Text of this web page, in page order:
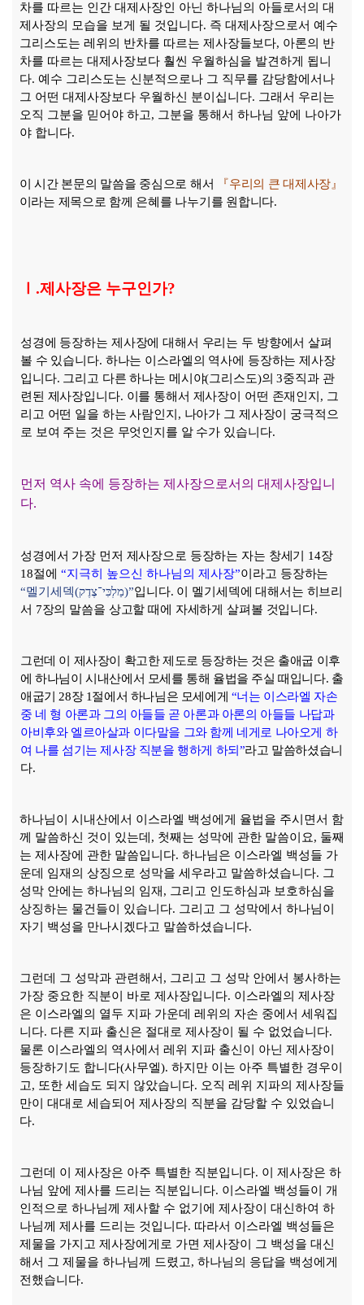
차를 따르는 인간 대제사장인 아닌 하나님의 아들로서의 대
제사장의 모습을 보게 될 것입니다. 즉 대제사장으로서 예수
그리스도는 레위의 반차를 따르는 제사장들보다, 아론의 반
차를 따르는 대제사장보다 훨씬 우월하심을 발견하게 됩니
다. 예수 그리스도는 신분적으로나 그 직무를 감당함에서나
그 어떤 대제사장보다 우월하신 분이십니다. 그래서 우리는
오직 그분을 믿어야 하고, 그분을 통해서 하나님 앞에 나아가
야 합니다.
이 시간 본문의 말씀을 중심으로 해서 『우리의 큰 대제사장 』
이라는 제목으로 함께 은혜를 나누기를 원합니다.
.제사장은 누구인가?
성경에 등장하는 제사장에 대해서 우리는 두 방향에서 살펴
볼 수 있습니다. 하나는 이스라엘의 역사에 등장하는 제사장
입니다. 그리고 다른 하나는 메시야(그리스도)의3중직과 관
련된 제사장입니다. 이를 통해서 제사장이 어떤 존재인지 , 그
리고 어떤 일을 하는 사람인지 , 나아가 그 제사장이 궁극적으
로 보여 주는 것은 무엇인지를 알 수가 있습니다.
먼저 역사 속에 등장하는 제사장으로서의 대제사장입니
다.
성경에서 가장 먼저 제사장으로 등장하는 자는 창세기 14장
18절에 “지극히 높으신 하나님의 제사장”이라고 등장하는
“멜기세덱(מַלְכִּי־צֶדֶק)”입니다. 이 멜기세덱에 대해서는 히브리
서 7장의 말씀을 상고할 때에 자세하게 살펴볼 것입니다.
그런데 이 제사장이 확고한 제도로 등장하는 것은 출애굽 이후
에 하나님이 시내산에서 모세를 통해 율법을 주실 때입니다. 출
애굽기 28장 1절에서 하나님은 모세에게 “너는 이스라엘 자손
중 네 형 아론과 그의 아들들 곧 아론과 아론의 아들들 나답과
아비후와 엘르아살과 이다말을 그와 함께 네게로 나아오게 하
여 나를 섬기는 제사장 직분을 행하게 하되 ”라고 말씀하셨습니
다.
하나님이 시내산에서 이스라엘 백성에게 율법을 주시면서 함
께 말씀하신 것이 있는데 , 첫째는 성막에 관한 말씀이요, 둘째
는 제사장에 관한 말씀입니다. 하나님은 이스라엘 백성들 가
운데 임재의 상징으로 성막을 세우라고 말씀하셨습니다. 그
성막 안에는 하나님의 임재 , 그리고 인도하심과 보호하심을
상징하는 물건들이 있습니다. 그리고 그 성막에서 하나님이
자기 백성을 만나시겠다고 말씀하셨습니다.
그런데 그 성막과 관련해서 , 그리고 그 성막 안에서 봉사하는
가장 중요한 직분이 바로 제사장입니다. 이스라엘의 제사장
은 이스라엘의 열두 지파 가운데 레위의 자손 중에서 세워집
니다. 다른 지파 출신은 절대로 제사장이 될 수 없었습니다.
물론 이스라엘의 역사에서 레위 지파 출신이 아닌 제사장이
등장하기도 합니다(사무엘). 하지만 이는 아주 특별한 경우이
고, 또한 세습도 되지 않았습니다. 오직 레위 지파의 제사장들
만이 대대로 세습되어 제사장의 직분을 감당할 수 있었습니
다.
그런데 이 제사장은 아주 특별한 직분입니다. 이 제사장은 하
나님 앞에 제사를 드리는 직분입니다. 이스라엘 백성들이 개
인적으로 하나님께 제사할 수 없기에 제사장이 대신하여 하
나님께 제사를 드리는 것입니다. 따라서 이스라엘 백성들은
제물을 가지고 제사장에게로 가면 제사장이 그 백성을 대신
해서 그 제물을 하나님께 드렸고, 하나님의 응답을 백성에게
전했습니다.